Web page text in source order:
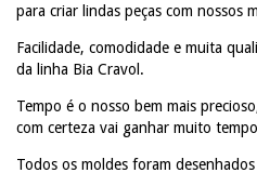
para criar lindas peças com nossos
Facilidade, comodidade e muita
da linha Bia Cravol.
Tempo é o nosso bem mais
com certeza vai ganhar muito
Todos os moldes foram